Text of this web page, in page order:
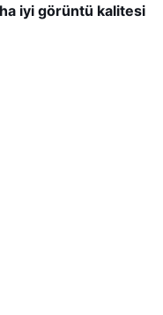
iyi görüntü kalitesi